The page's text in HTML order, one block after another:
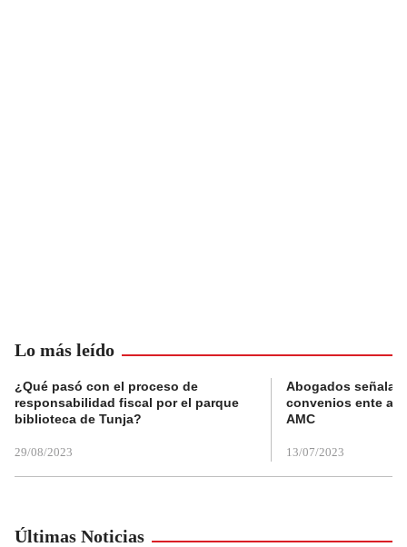
Lo más leído
¿Qué pasó con el proceso de
responsabilidad fiscal por el parque
biblioteca de Tunja?
29/08/2023
Abogados
convenios ente
AMC
13/07/2023
Últimas Noticias